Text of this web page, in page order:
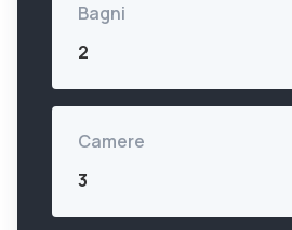
Bagni
2
Camere
3